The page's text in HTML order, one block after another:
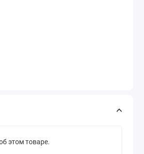
этом товаре.